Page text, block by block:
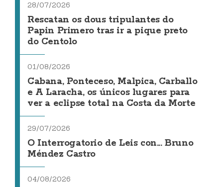
28/07/2026
Rescatan os dous tripulantes do
Papin Primero tras ir a pique preto
do Centolo
01/08/2026
Cabana, Ponteceso, Malpica, Carballo
e A Laracha, os únicos lugares para
ver a eclipse total na Costa da Morte
29/07/2026
O Interrogatorio de Leis con... Bruno
Méndez Castro
04/08/2026